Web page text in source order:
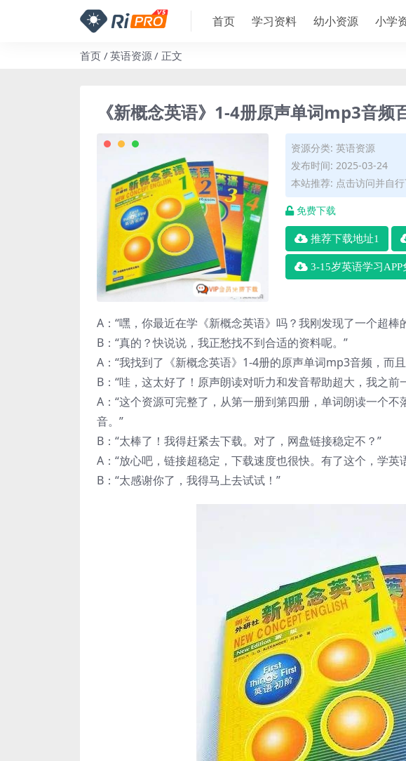
首页 学习资料 幼小资源 小学
首页 英语资源 正文
《新概念英语》1-4册原声单词mp3音频
资源分类: 英语资源
发布时间: 2025-03-24
本站推荐: 点击访问并自
免费下载
推荐下载地址1
3-15岁英语学习APP
A：“嘿，你最近在学《新概念英语》吗？我刚发现了一个超棒
B：“真的？快说说，我正愁找不到合适的资料呢。”
A：“我找到了《新概念英语》1-4册的原声单词mp3音频，而
B：“哇，这太好了！原声朗读对听力和发音帮助超大，我之前
A：“这个资源可完整了，从第一册到第四册，单词朗读一个
音。”
B：“太棒了！我得赶紧去下载。对了，网盘链接稳定不？”
A：“放心吧，链接超稳定，下载速度也很快。有了这个，学
B：“太感谢你了，我得马上去试试！”